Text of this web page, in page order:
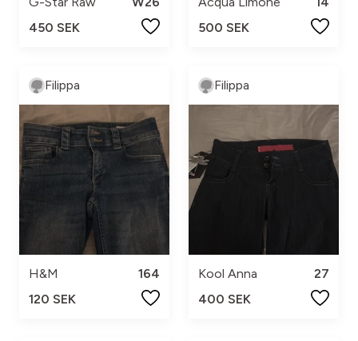
450 SEK
500 SEK
Filippa
H&M
164
120 SEK
Filippa
Kool Anna
27
400 SEK